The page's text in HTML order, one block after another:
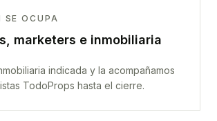
SE OCUPA
marketers e inmobiliaria
indicada y la acompañamos
TodoProps hasta el cierre.